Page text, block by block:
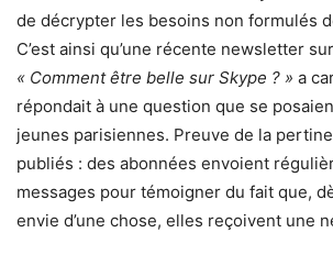
de décrypter les besoins non formulés
C’est ainsi qu’une récente newsletter
« Comment être belle sur Skype ? » a
répondait à une question que se
jeunes parisiennes. Preuve de la
publiés : des abonnées envoient
messages pour témoigner du fait que,
envie d’une chose, elles reçoivent une